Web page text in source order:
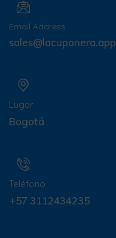
Email Address
sales@lacuponera.app
Lugar
Bogotá
Teléfono
+57 3112434235